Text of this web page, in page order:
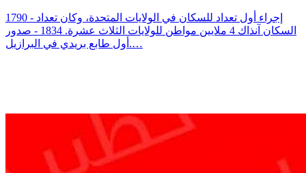
1790 - إجراء أول تعداد للسكان في الولايات المتحدة، وكان تعداد
السكان آنذاك 4 ملايين مواطن للولايات الثلاث عشرة. 1834 - صدور
أول طابع بريدي في البرازيل.…